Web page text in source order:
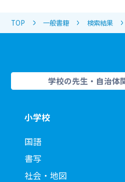
TOP 一般書籍 検索結果
学校の先生・自治体
小学校
国語
書写
社会・地図